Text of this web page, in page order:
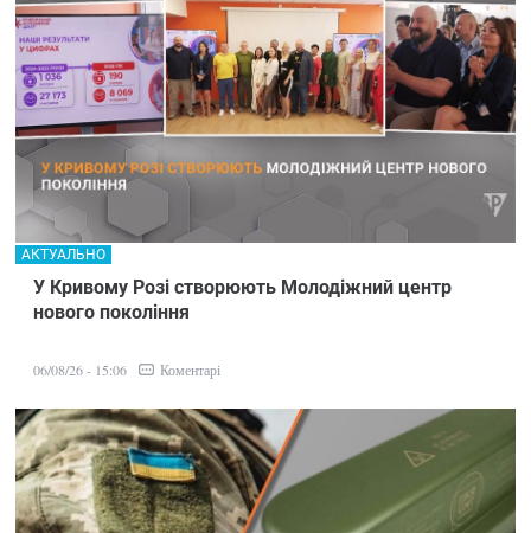
У Кривому Розі створюють Молодіжний центр
нового покоління
АКТУАЛЬНО
06/08/26 - 15:06 Коментарі